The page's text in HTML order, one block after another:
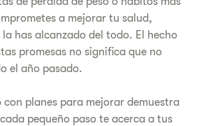
a mejorar tu salud,
has alcanzado del todo. El hecho
promesas no significa que no
el año pasado.
con planes para mejorar demuestra
pequeño paso te acerca a tus